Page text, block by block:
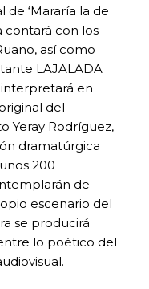
de ‘Mararía la de
contará con los
así como
LAJALADA
en
del
Yeray Rodríguez,
dramatúrgica
200
de
escenario del
se producirá
lo poético del